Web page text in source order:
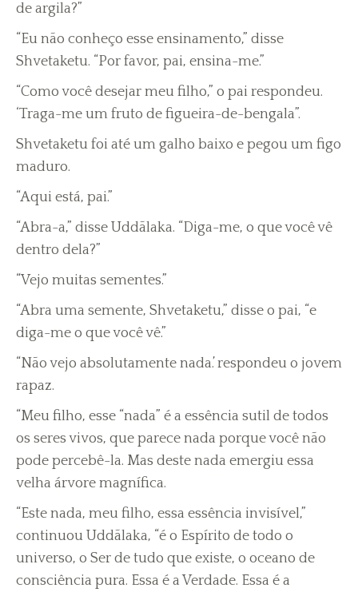
de argila?”
“Eu não conheço esse ensinamento,” disse
Shvetaketu. “Por favor, pai, ensina-me.”
“Como você desejar meu filho,” o pai respondeu.
‘Traga-me um fruto de figueira-de-bengala”.
Shvetaketu foi até um galho baixo e pegou um figo
maduro.
“Aqui está, pai.”
“Abra-a,” disse Uddãlaka. “Diga-me, o que você vê
dentro dela?”
“Vejo muitas sementes.”
“Abra uma semente, Shvetaketu,” disse o pai, “e
diga-me o que você vê.”
“Não vejo absolutamente nada.’ respondeu o jovem
rapaz.
“Meu filho, esse “nada” é a essência sutil de todos
os seres vivos, que parece nada porque você não
pode percebê-la. Mas deste nada emergiu essa
velha árvore magnífica.
“Este nada, meu filho, essa essência invisível,”
continuou Uddãlaka, “é o Espírito de todo o
universo, o Ser de tudo que existe, o oceano de
consciência pura. Essa é a Verdade. Essa é a